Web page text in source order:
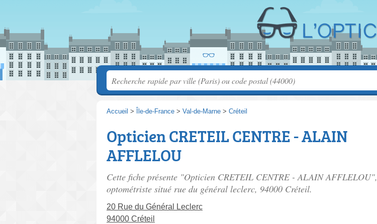
Accueil > Île-de-France > Val-de-Marne > Créteil
Opticien CRETEIL CENTRE - ALAIN
AFFLELOU
Cette fiche présente "Opticien CRETEIL CENTRE - ALAIN AFFLELOU",
optométriste situé rue du général leclerc, 94000 Créteil.
20 Rue du Général Leclerc
94000 Créteil